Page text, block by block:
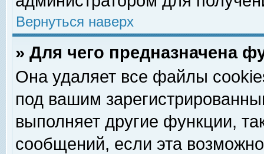
Вернуться наверх
» Для чего предназначена
Она удаляет все файлы
под вашим
выполняет другие функции,
сообщений, если эта